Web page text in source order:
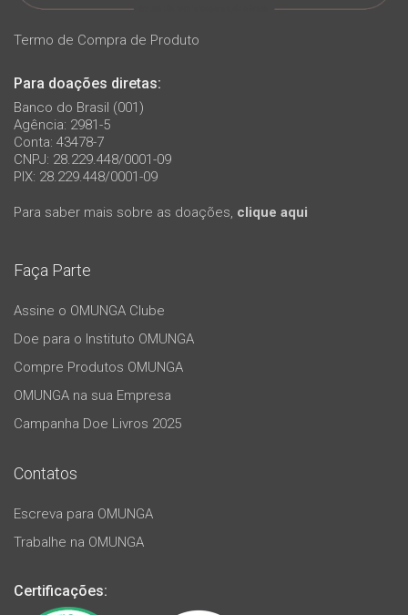
Termo de Compra de Produto
Para doações diretas:
Banco do Brasil (001)
Agência: 2981-5
Conta: 43478-7
CNPJ: 28.229.448/0001-09
PIX: 28.229.448/0001-09
Para saber mais sobre as doações, clique aqui
Faça Parte
Assine o OMUNGA Clube
Doe para o Instituto OMUNGA
Compre Produtos OMUNGA
OMUNGA na sua Empresa
Campanha Doe Livros 2025
Contatos
Escreva para OMUNGA
Trabalhe na OMUNGA
Certificações: